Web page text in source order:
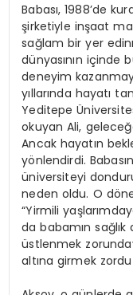
Babası, 1988’de
şirketiyle inşaat
sağlam bir yer
dünyasının içinde
deneyim
yıllarında hayatı
Yeditepe
okuyan Ali,
Ancak hayatın
yönlendirdi.
üniversiteyi
neden oldu. O
“Yirmili
da babamın
üstlenmek
altına girmek